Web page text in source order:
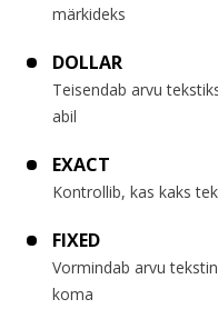
märkideks
DOLLAR
Teisendab arvu
abil
EXACT
Kontrollib, kas kaks
FIXED
Vormindab arvu
koma